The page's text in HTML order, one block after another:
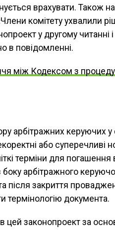
врахувати. Також
комітету ухвалили
у другому читанні
в повідомленні.
між Кодексом з
арбітражних керуючих у
або суперечливі
терміни для погашення
арбітражного
закриття
термінологію документа.
законопроект за